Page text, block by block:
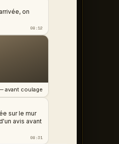
on
08:12
avant coulage
sur le mur
avis avant
08:31